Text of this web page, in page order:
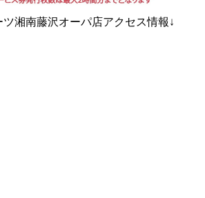
ツ湘南藤沢オーパ店アクセス情報↓